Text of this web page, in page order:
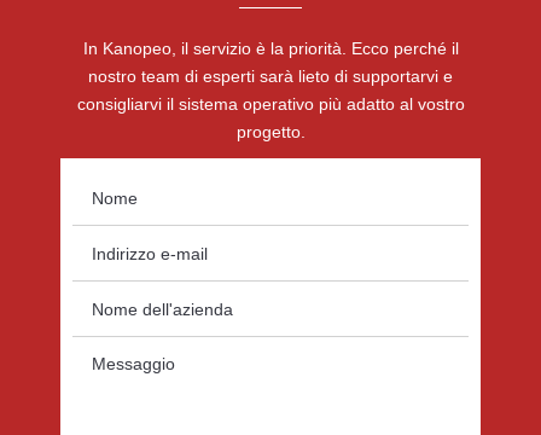
In Kanopeo, il servizio è la priorità. Ecco perché il
nostro team di esperti sarà lieto di supportarvi e
consigliarvi il sistema operativo più adatto al vostro
progetto.